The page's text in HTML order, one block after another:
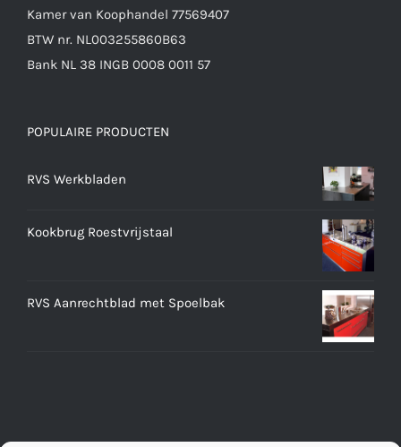
Kamer van Koophandel 77569407
BTW nr. NL003255860B63
Bank NL 38 INGB 0008 0011 57
POPULAIRE PRODUCTEN
RVS Werkbladen
Kookbrug Roestvrijstaal
RVS Aanrechtblad met Spoelbak